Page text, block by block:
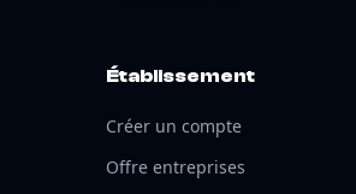
Établissement
Créer un compte
Offre entreprises